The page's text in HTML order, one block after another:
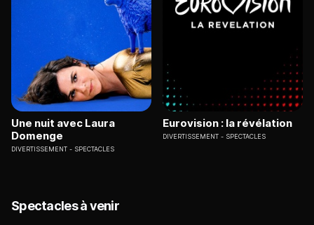
Une nuit avec Laura
Domenge
DIVERTISSEMENT SPECTACLES
Eurovision : la révélation
DIVERTISSEMENT SPECTACLES
Spectacles à venir